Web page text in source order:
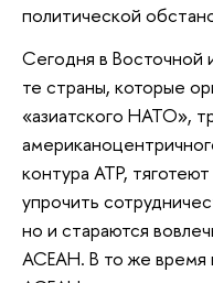
политической
Сегодня в
те страны, которые
«азиатского НАТО»,
контура АТР,
упрочить
но и стараются
АСЕАН. В то же время